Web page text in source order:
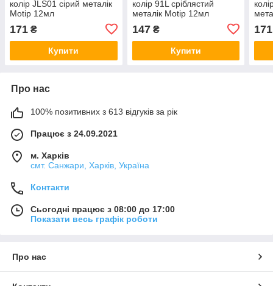
колір JLS01 сірий металік
Motip 12мл
171 ₴
Купити
колір 91L сріблястий
металік Motip 12мл
147₴
Купити
171
Про нас
100% позитивних з 613 відгуків за рік
Працює з 24.09.2021
м. Харків
смт. Санжари, Харків, Україна
Контакти
Сьогодні працює з 08:00 до 17:00
Показати весь графік роботи
Про нас